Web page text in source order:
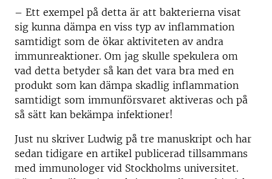
– Ett exempel på detta är att bakterierna visat
sig kunna dämpa en viss typ av inflammation
samtidigt som de ökar aktiviteten av andra
immunreaktioner. Om jag skulle spekulera om
vad detta betyder så kan det vara bra med en
produkt som kan dämpa skadlig inflammation
samtidigt som immunförsvaret aktiveras och på
så sätt kan bekämpa infektioner!
Just nu skriver Ludwig på tre manuskript och har
sedan tidigare en artikel publicerad tillsammans
med immunologer vid Stockholms universitet.